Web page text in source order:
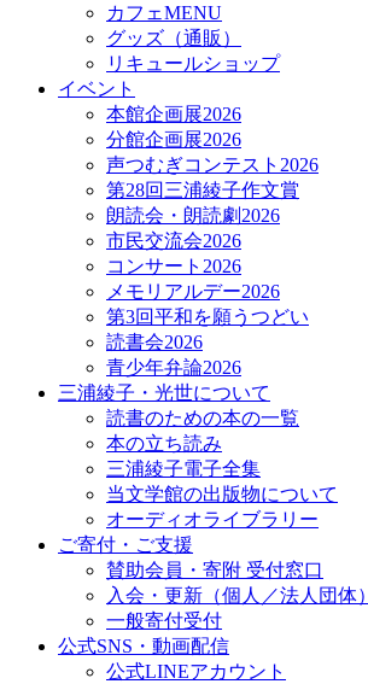
カフェMENU
グッズ（通販）
リキュールショップ
イベント
本館企画展2026
分館企画展2026
声つむぎコンテスト2026
第28回三浦綾子作文賞
朗読会・朗読劇2026
市民交流会2026
コンサート2026
メモリアルデー2026
第3回平和を願うつどい
読書会2026
青少年弁論2026
三浦綾子・光世について
読書のための本の一覧
本の立ち読み
三浦綾子電子全集
当文学館の出版物について
オーディオライブラリー
ご寄付・ご支援
賛助会員・寄附 受付窓口
入会・更新（個人／法人団体）
一般寄付受付
公式SNS・動画配信
公式LINEアカウント